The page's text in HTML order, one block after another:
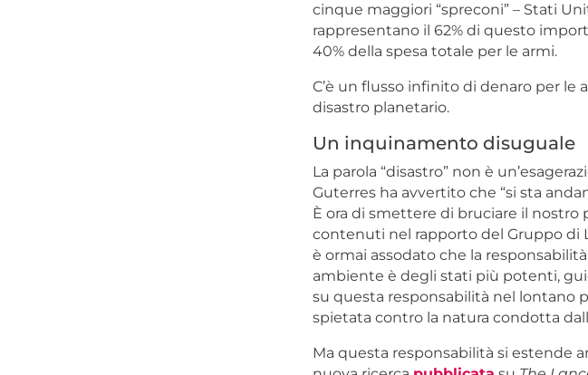
cinque maggiori “spreconi” – Stati
rappresentano il 62% di questo
40% della spesa totale per le armi.
C’è un flusso infinito di denaro per le
disastro planetario.
Un inquinamento disuguale
La parola “disastro” non è
Guterres ha avvertito che “si sta
È ora di smettere di bruciare il nostro
contenuti nel rapporto del Gruppo di
è ormai assodato che la
ambiente è degli stati più potenti,
su questa responsabilità nel lontano
spietata contro la natura condotta
Ma questa responsabilità si estende